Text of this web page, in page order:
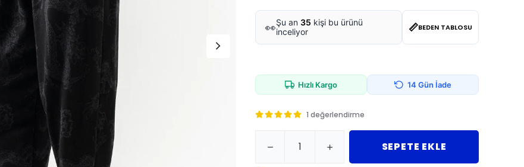
👀Şu an 35 kişi bu ürünü
inceliyor
📏BEDEN TABLOSU
Hızlı Kargo 14 Gün İade
1 değerlendirme
SEPETE EKLE